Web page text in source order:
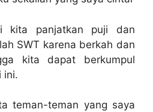
kita panjatkan puji dan
SWT karena berkah dan
kita dapat berkumpul
ini.
teman-teman yang saya